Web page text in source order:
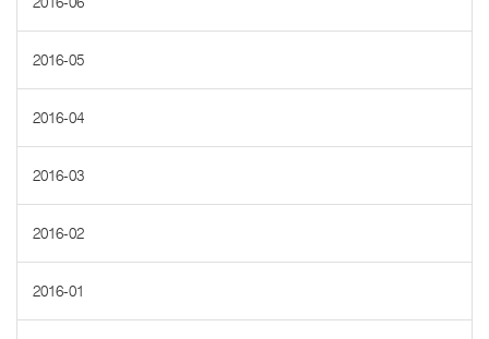
2016-05
2016-04
2016-03
2016-02
2016-01